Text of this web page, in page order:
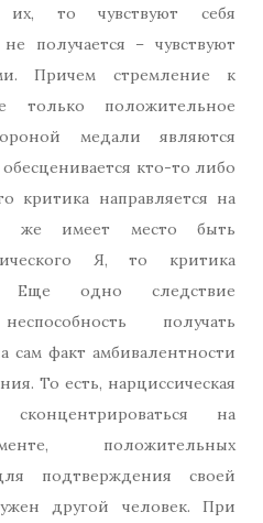
то чувствуют себя
получается – чувствуют
Причем стремление к
только положительное
медали являются
кто-то либо
критика направляется на
же имеет место быть
Я, то критика
Еще одно следствие
получать
сам факт амбивалентности
То есть, нарциссическая
на
положительных
подтверждения своей
другой человек. При